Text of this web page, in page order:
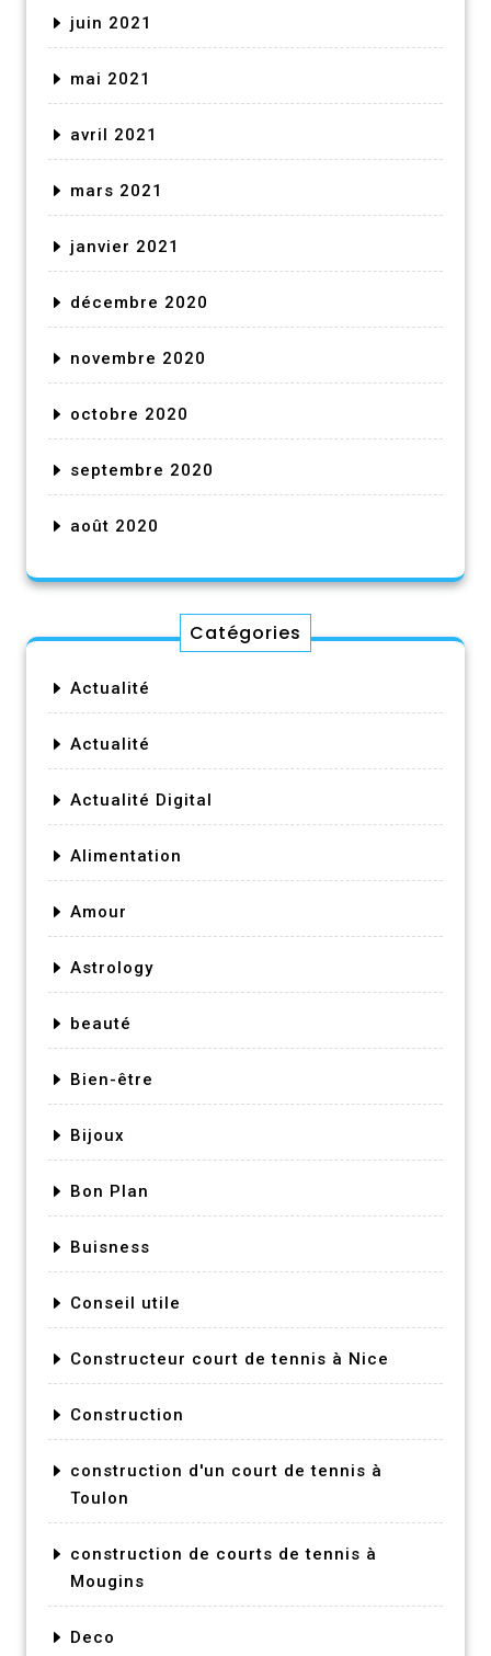
juin 2021
mai 2021
avril 2021
mars 2021
janvier 2021
décembre 2020
novembre 2020
octobre 2020
septembre 2020
août 2020
Catégories
Actualité
Actualité
Actualité Digital
Alimentation
Amour
Astrology
beauté
Bien-être
Bijoux
Bon Plan
Buisness
Conseil utile
Constructeur court de tennis à Nice
Construction
construction d'un court de tennis à
Toulon
construction de courts de tennis à
Mougins
Deco